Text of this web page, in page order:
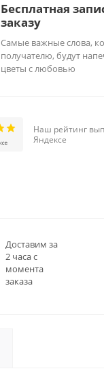
Бесплатная
заказу
Самые важные слова,
получателю, будут
цветы с любовью
Наш рейтинг
Яндексе
Доставим за
2 часа с
момента
заказа